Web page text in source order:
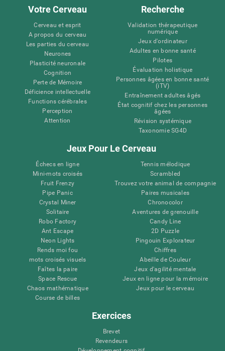
Votre Cerveau
Cerveau et esprit
A propos du cerveau
Les parties du cerveau
Neurones
Plasticité neuronale
Cognition
Perte de Mémoire
Déficience intellectuelle
Functions cérébrales
Perception
Attention
Recherche
Validation thérapeutique
numérique
Jeux d'ordinateur
Adultes en bonne santé
Pilotes
Évaluation holistique
Personnes âgées en bonne santé
(iTV)
Entraînement adultes âgés
État cognitif chez les personnes
âgées
Révision systémique
Taxonomie SG4D
Jeux Pour Le Cerveau
Échecs en ligne
Mini-mots croisés
Fruit Frenzy
Pipe Panic
Crystal Miner
Solitaire
Robo Factory
Ant Escape
Neon Lights
Rends moi fou
mots croisés visuels
Faîtes la paire
Space Rescue
Chaos mathématique
Course de billes
Tennis mélodique
Scrambled
Trouvez votre animal de compagnie
Paires musicales
Chronocolor
Aventures de grenouille
Candy Line
2D Puzzle
Pingouin Explorateur
Chiffres
Abeille de Couleur
Jeux d'agilité mentale
Jeux en ligne pour la mémoire
Jeux pour le cerveau
Exercices
Brevet
Revendeurs